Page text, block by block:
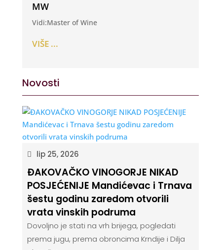
MW
Vidi:Master of Wine
VIŠE ...
Novosti
lip 25, 2026
ĐAKOVAČKO VINOGORJE NIKAD
POSJEĆENIJE Mandićevac i Trnava
šestu godinu zaredom otvorili
vrata vinskih podruma
Dovoljno je stati na vrh brijega, pogledati
prema jugu, prema obroncima Krndije i Dilja